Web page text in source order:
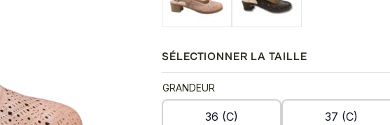
SÉLECTIONNER LA TAILLE
GRANDEUR
36 (C) 37 (C)